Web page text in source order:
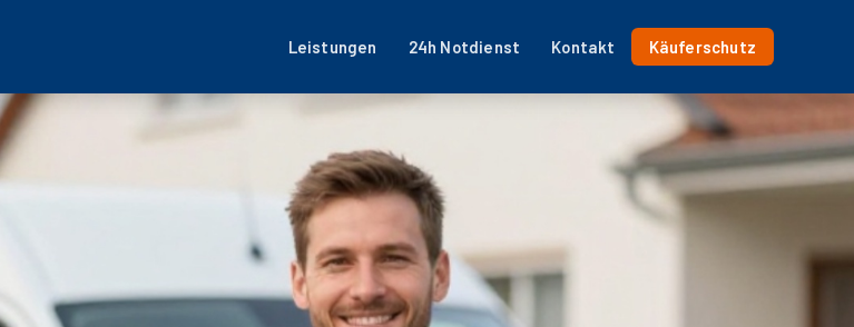
Leistungen 24h Notdienst Kontakt Käuferschutz